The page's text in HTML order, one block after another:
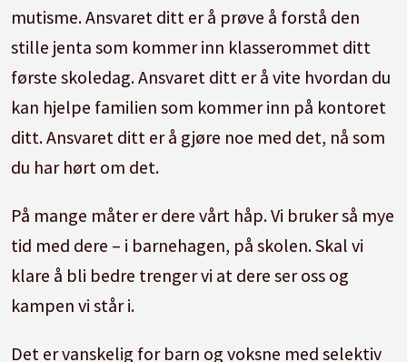
mutisme. Ansvaret ditt er å prøve å forstå den
stille jenta som kommer inn klasserommet ditt
første skoledag. Ansvaret ditt er å vite hvordan du
kan hjelpe familien som kommer inn på kontoret
ditt. Ansvaret ditt er å gjøre noe med det, nå som
du har hørt om det.
På mange måter er dere vårt håp. Vi bruker så mye
tid med dere – i barnehagen, på skolen. Skal vi
klare å bli bedre trenger vi at dere ser oss og
kampen vi står i.
Det er vanskelig for barn og voksne med selektiv